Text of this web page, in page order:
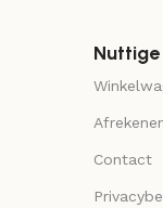
Nuttige
Contact